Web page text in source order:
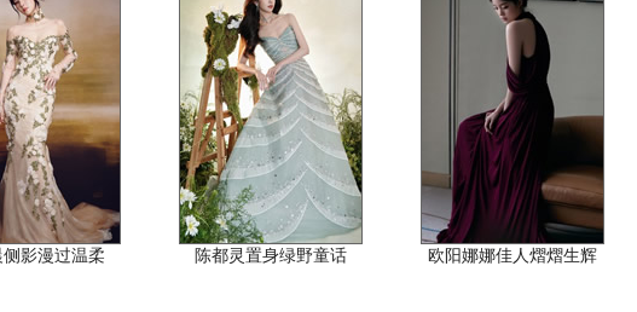
影漫过温柔 陈都灵置身绿野童话 欧阳娜娜佳人熠熠生辉